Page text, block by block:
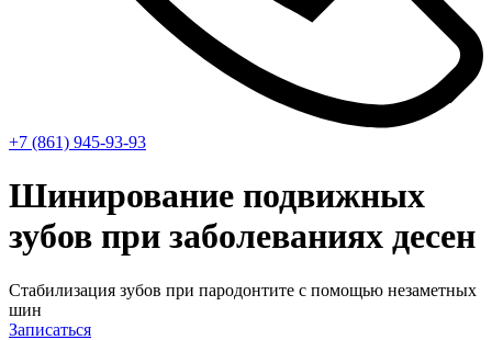
+7 (861) 945-93-93
Шинирование подвижных
зубов при заболеваниях десен
Стабилизация зубов при пародонтите с помощью незаметных
шин
Записаться